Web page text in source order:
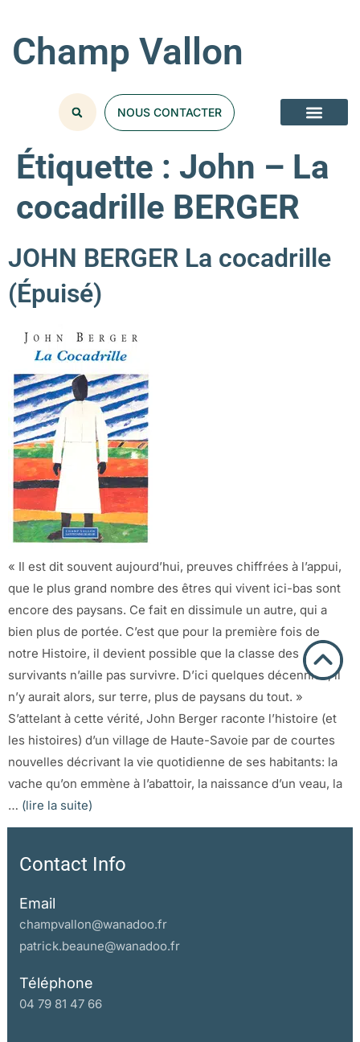
Champ Vallon
NOUS CONTACTER
Étiquette : John – La
cocadrille BERGER
JOHN BERGER La cocadrille
(Épuisé)
« Il est dit souvent aujourd’hui, preuves chiffrées à l’appui,
que le plus grand nombre des êtres qui vivent ici-bas sont
encore des paysans. Ce fait en dissimule un autre, qui a
bien plus de portée. C’est que pour la première fois de
notre Histoire, il devient possible que la classe des
survivants n’aille pas survivre. D’ici quelques décennies, il
n’y aurait alors, sur terre, plus de paysans du tout. »
S’attelant à cette vérité, John Berger raconte l’histoire (et
les histoires) d’un village de Haute-Savoie par de courtes
nouvelles décrivant la vie quotidienne de ses habitants: la
vache qu’on emmène à l’abattoir, la naissance d’un veau, la
… (lire la suite)
Contact Info
Email
champvallon@wanadoo.fr
patrick.beaune@wanadoo.fr
Téléphone
04 79 81 47 66